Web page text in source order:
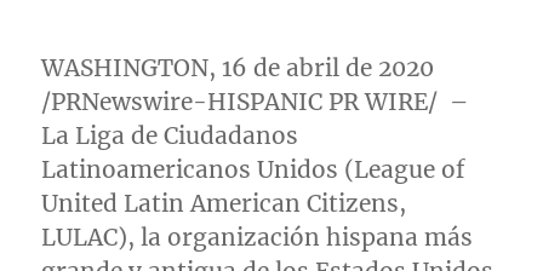
WASHINGTON, 16 de abril de 2020
/PRNewswire-HISPANIC PR WIRE/ –
La Liga de Ciudadanos
Latinoamericanos Unidos (League of
United Latin American Citizens,
LULAC), la organización hispana más